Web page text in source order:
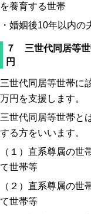
を養育する世帯
・婚姻後10年以内の
７ 三世代同居等
円
三世代同居等世帯に
万円を支援します。
三世代同居等世帯と
する方をいいます。
（１）直系尊属の世
て世帯等
（２）直系尊属の世
て世帯等